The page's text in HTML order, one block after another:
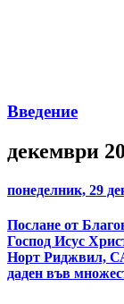
Введение
декември
понеделник, 29
Послане от
Господ Исус
Норт Риджвил,
даден във